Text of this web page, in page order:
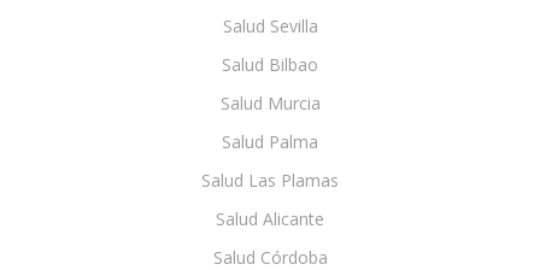
Salud Sevilla
Salud Bilbao
Salud Murcia
Salud Palma
Salud Las Plamas
Salud Alicante
Salud Córdoba